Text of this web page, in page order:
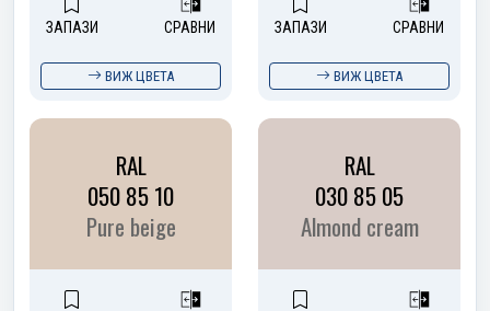
ЗАПАЗИ СРАВНИ
ВИЖ ЦВЕТА
ЗАПАЗИ СРАВНИ
ВИЖ ЦВЕТА
RAL
050 85 10
Pure beige
RAL
030 85 05
Almond cream